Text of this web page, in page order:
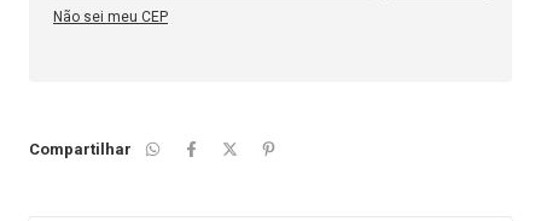
Não sei meu CEP
Compartilhar